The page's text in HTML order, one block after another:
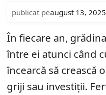
publicat peaugust 13, 2025
În fiecare an,
între ei atunci când
încearcă să crească
griji sau investiții.